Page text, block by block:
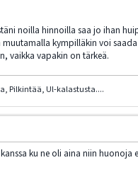
noilla hinnoilla saa jo ihan
kympilläkin voi
vaikka vapakin on tärkeä.
Pilkintää, Ul-kalastusta....
ku ne oli aina niin huonoja